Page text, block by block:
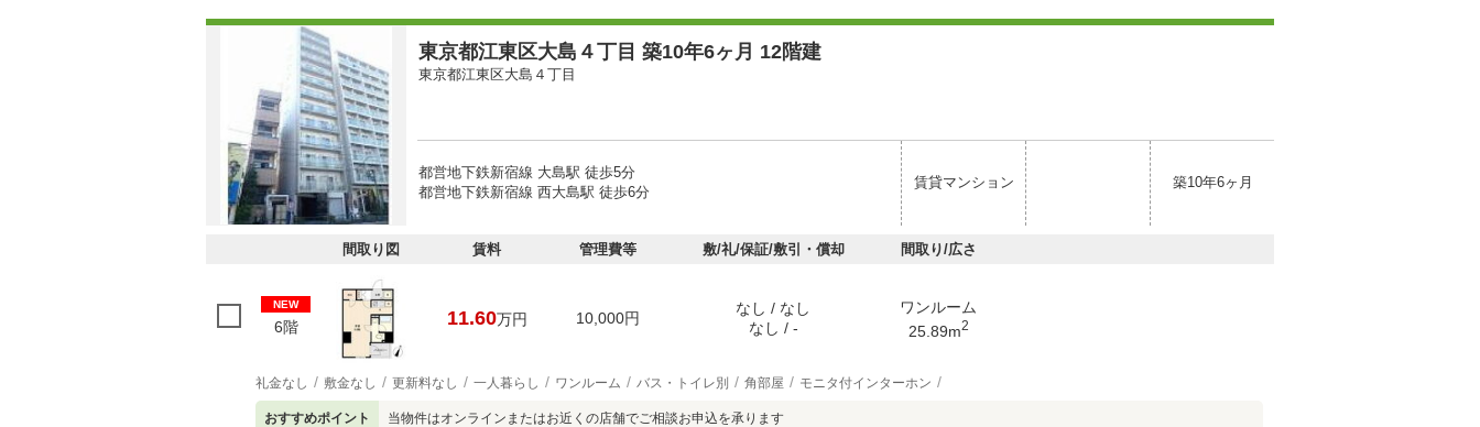
東京都江東区大島４丁目 築10年6ヶ月 12階建
東京都江東区大島４丁目
都営地下鉄新宿線 大島駅 徒歩5分
都営地下鉄新宿線 西大島駅 徒歩6分
賃貸マンション 築10年6ヶ月
間取り図 賃料 管理費等 敷/礼/保証/敷引・償却 間取り/広さ
NEW
6階 11.60万円 10,000円
なし / なし
なし / -
ワンルーム
25.89m2
礼金なし 敷金なし 更新料なし 一人暮らし ワンルーム バス・トイレ別 角部屋 モニタ付インターホン
おすすめポイント 当物件はオンラインまたはお近くの店舗でご相談お申込を承ります